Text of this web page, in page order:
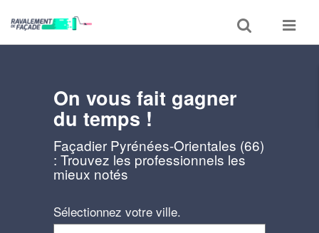
Toggle
search
Toggle
On vous fait gagner
du temps !
Façadier Pyrénées-Orientales (66)
: Trouvez les professionnels les
mieux notés
Sélectionnez votre ville.